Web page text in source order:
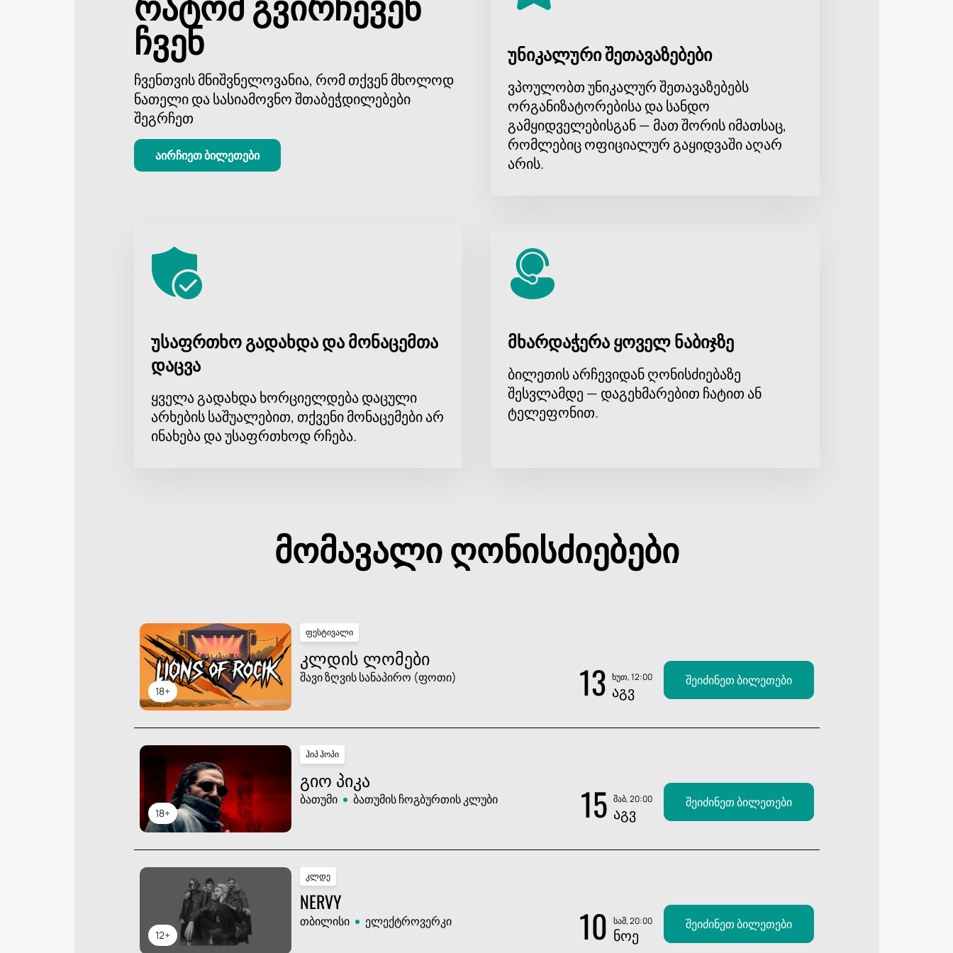
შეგიძლიათ შეიძინოთ ალექსანდრე კანტოროვის კონცერტის ბილეთები წინანდლის მამულში
შესაძლებლობა დატკბეთ ჩვენი დროის ერთ-ერთი ყველაზე ნიჭიერი პიანისტის ცოცხალი შესრულებით ისტორიული მამულის
უნიკალურ ატმოსფეროში.
ჩვენ
ჩვენთვის მნიშვნელოვანია, რომ თქვენ მხოლოდ
ნათელი და სასიამოვნო შთაბეჭდილებები
შეგრჩეთ
აირჩიეთ ბილეთები
უნიკალური შეთავაზებები
ვპოულობთ უნიკალურ შეთავაზებებს
ორგანიზატორებისა და სანდო
გამყიდველებისგან — მათ შორის იმათსაც,
რომლებიც ოფიციალურ გაყიდვაში აღარ
არის.
უსაფრთხო გადახდა და მონაცემთა
დაცვა
ყველა გადახდა ხორციელდება დაცული
არხების საშუალებით, თქვენი მონაცემები არ
ინახება და უსაფრთხოდ რჩება.
მხარდაჭერა ყოველ ნაბიჯზე
ბილეთის არჩევიდან ღონისძიებაზე
შესვლამდე — დაგეხმარებით ჩატით ან
ტელეფონით.
მომავალი ღონისძიებები
18+
ფესტივალი
ᲙᲚᲓᲘᲡ ᲚᲝᲛᲔᲑᲘ
შავი ზღვის სანაპირო (ფოთი) 13 ხუთ, 12:00
ᲐᲒᲕ შეიძინეთ ბილეთები
18+
ჰიპ ჰოპი
ᲒᲘᲝ ᲞᲘᲙᲐ
ბათუმი ბათუმის ჩოგბურთის კლუბი 15 შაბ, 20:00
ᲐᲒᲕ შეიძინეთ ბილეთები
12+
კლდე
NERVY
თბილისი ელექტროვერკი 10 სამ, 20:00
ᲜᲝᲔ შეიძინეთ ბილეთები